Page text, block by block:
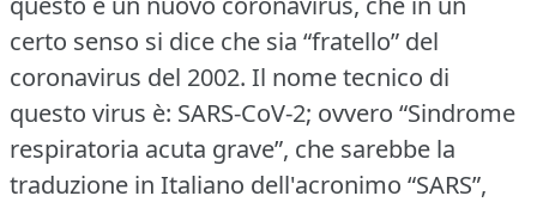
certo senso si dice che sia “fratello” del
coronavirus del 2002. Il nome tecnico di
questo virus è: SARS-CoV-2; ovvero “Sindrome
respiratoria acuta grave”, che sarebbe la
traduzione in Italiano dell'acronimo “SARS”,